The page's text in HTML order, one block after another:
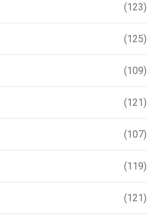
(123)
(125)
(109)
(121)
(107)
(119)
(121)